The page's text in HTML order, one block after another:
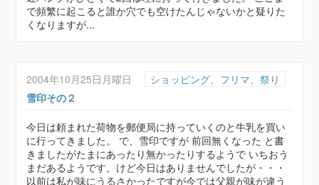
で頻繁に起こると誰か穴でも空けたんじゃないかと疑りた
くなりますが...
2004年10月25日月曜日
ショッピング、フリマ、祭り
雪印その２
今日は頼まれた荷物を郵便局に持っていくのと牛乳を買い
に行ってきました。 で、雪印ですが 前回無くなった と書
きましたがたまにあったり無かったりするようで いちおう
まだあるようです。けど今日はありませんでしたが・・・
以前は私が味にうるさかったですが今では父親が味が違う